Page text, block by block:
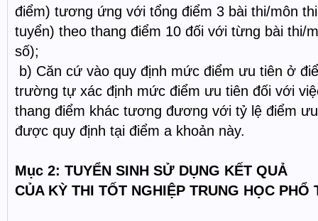
điểm) tương ứng với tổng điểm 3 bài thi/môn
tuyển) theo thang điểm 10 đối với từng bài thi/
số);
b) Căn cứ vào quy định mức điểm ưu tiên ở
trường tự xác định mức điểm ưu tiên đối với
thang điểm khác tương đương với tỷ lệ điểm
được quy định tại điểm a khoản này.
Mục 2: TUYỂN SINH SỬ DỤNG KẾT QUẢ
CỦA KỲ THI TỐT NGHIỆP TRUNG HỌC PHỔ